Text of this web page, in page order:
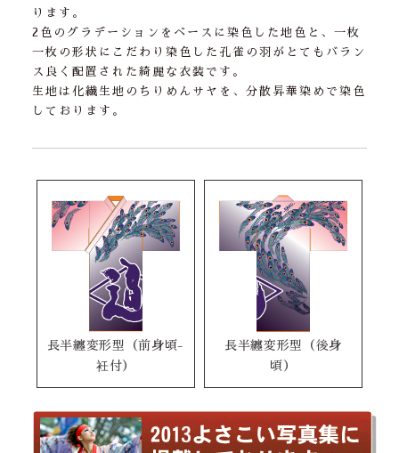
ります。
2色のグラデーションをベースに染色した地色と、一枚
一枚の形状にこだわり染色した孔雀の羽がとてもバラン
ス良く配置された綺麗な衣装です。
生地は化繊生地のちりめんサヤを、分散昇華染めで染色
しております。
長半纏変形型（前身頃-
衽付）
長半纏変形型（後身
頃）